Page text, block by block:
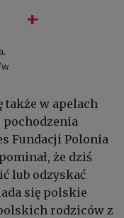
także w apelach
Fundacji Polonia
że dziś
lub odzyskać
się polskie
rodziców z